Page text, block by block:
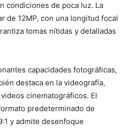
condiciones de poca luz. La
de 12MP, con una longitud focal
tomas nítidas y detalladas
capacidades fotográficas,
destaca en la videografía,
cinematográficos. El
predeterminado de
y admite desenfoque